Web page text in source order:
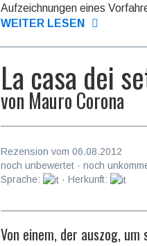
Aufzeichnungen eines
WEITER LESEN
La casa dei
von Mauro Corona
Rezension vom 06.08.2012
noch unbewertet · noch
Sprache:
· Herkunft:
Von einem, der auszog,